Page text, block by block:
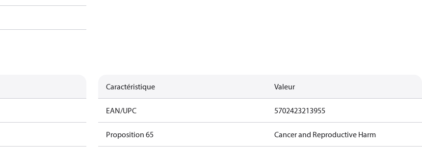
Caractéristique Valeur
EAN/UPC 5702423213955
Proposition 65 Cancer and Reproductive Harm